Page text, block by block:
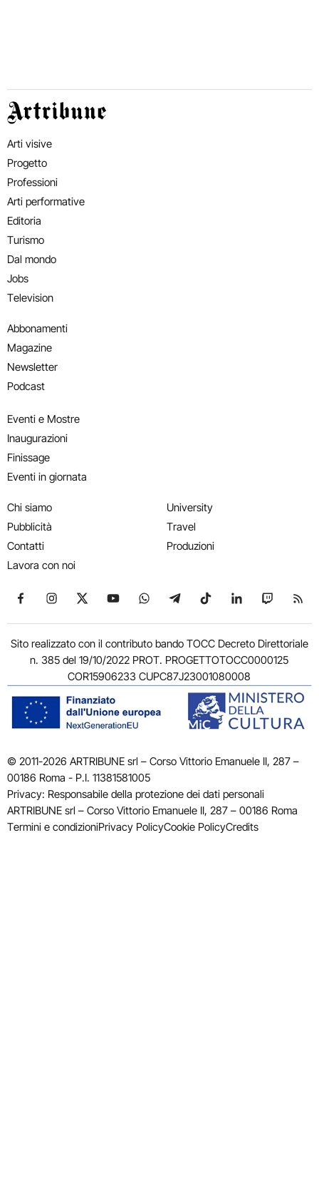
Artribune
Arti visive
Progetto
Professioni
Arti performative
Editoria
Turismo
Dal mondo
Jobs
Television
Abbonamenti
Magazine
Newsletter
Podcast
Eventi e Mostre
Inaugurazioni
Finissage
Eventi in giornata
Chi siamo
Pubblicità
Contatti
Lavora con noi
University
Travel
Produzioni
Seguici su Facebook
Seguici su Instagram
Seguici su X
Seguici su YouTube
Seguici su WhatsApp
Seguici su Telegram
Seguici su TikTok
Seguici su
Seguici
Sito realizzato con il contributo bando TOCC Decreto Direttoriale
n. 385 del 19/10/2022 PROT. PROGETTOTOCC0000125
COR15906233 CUPC87J23001080008
© 2011-2026 ARTRIBUNE srl – Corso Vittorio Emanuele II, 287 –
00186 Roma - P.I. 11381581005
Privacy: Responsabile della protezione dei dati personali
ARTRIBUNE srl – Corso Vittorio Emanuele II, 287 – 00186 Roma
Termini e condizioniPrivacy PolicyCookie PolicyCredits